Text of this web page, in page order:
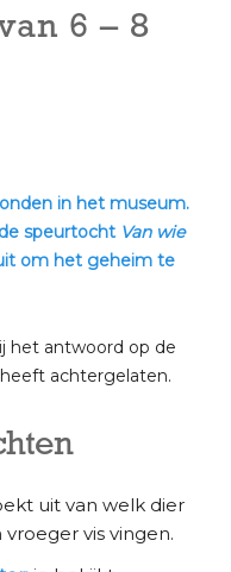
6 – 8
in het museum.
speurtocht Van wie
om het geheim te
het antwoord op de
achtergelaten.
uit van welk dier
vis vingen.